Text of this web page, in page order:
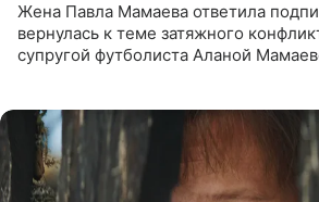
Жена Павла Мамаева ответила
вернулась к теме затяжного
супругой футболиста Аланой